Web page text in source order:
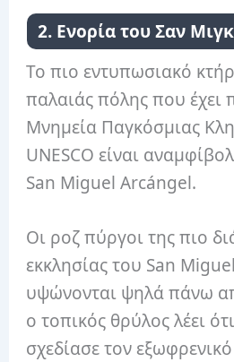
2. Ενορία του Σαν
Το πιο εντυπωσιακό
παλαιάς πόλης που έχει
Μνημεία Παγκόσμιας
UNESCO είναι
San Miguel Arcángel.
Οι ροζ πύργοι της πιο
εκκλησίας του San
υψώνονται ψηλά πάνω
ο τοπικός θρύλος λέει
σχεδίασε τον